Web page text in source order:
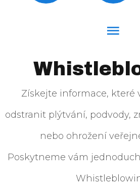
Získejte informace, které
odstranit plýtvání, podvody,
nebo ohrožení
Poskytneme vám